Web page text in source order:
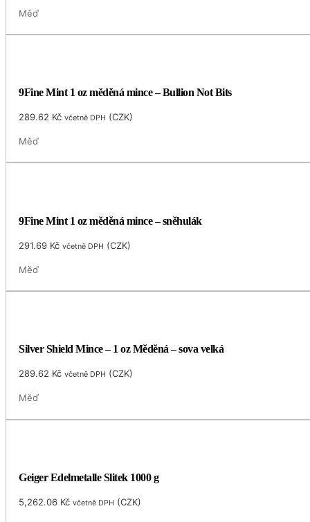
Měď
9Fine Mint 1 oz měděná mince – Bullion Not Bits
289.62 Kč včetně DPH (CZK)
Měď
9Fine Mint 1 oz měděná mince – sněhulák
291.69 Kč včetně DPH (CZK)
Měď
Silver Shield Mince – 1 oz Měděná – sova velká
289.62 Kč včetně DPH (CZK)
Měď
Geiger Edelmetalle Slitek 1000 g
5,262.06 Kč včetně DPH (CZK)